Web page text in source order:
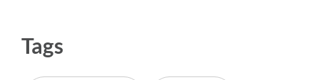
Tags